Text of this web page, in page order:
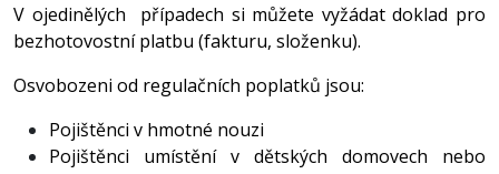
V ojedinělých případech si můžete vyžádat doklad pro
bezhotovostní platbu (fakturu, složenku).
Osvobozeni od regulačních poplatků jsou:
Pojištěnci v hmotné nouzi
Pojištěnci umístění v dětských domovech nebo